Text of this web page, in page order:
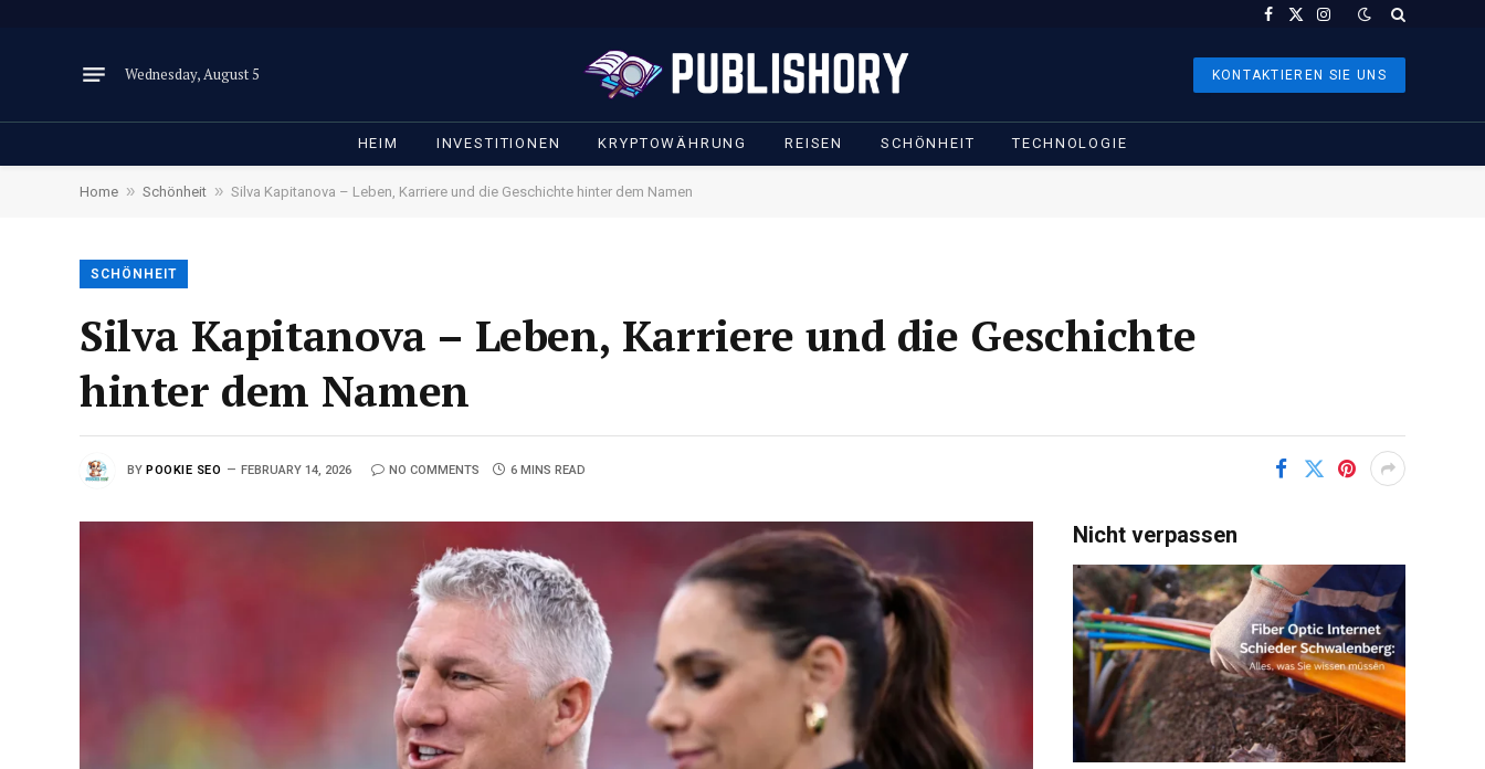
Facebook
X
Instagram
Wednesday, August 5 KONTAKTIEREN SIE UNS
HEIM INVESTITIONEN KRYPTOWÄHRUNG REISEN SCHÖNHEIT TECHNOLOGIE
Home » Schönheit » Silva Kapitanova – Leben, Karriere und die Geschichte hinter dem Namen
SCHÖNHEIT
Silva Kapitanova – Leben, Karriere und die Geschichte
hinter dem Namen
BY POOKIE SEO FEBRUARY 14, 2026 NO COMMENTS 6 MINS READ
Nicht verpassen